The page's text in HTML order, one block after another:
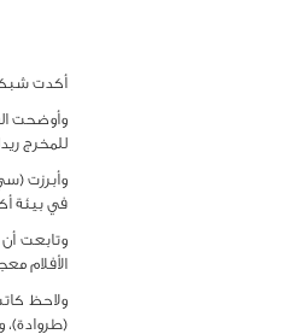
أكدت شبكة
للمخرج
وأبرزت
في بيئة
وتابعت
الأفلام
ولاحظ
(طروادة)،